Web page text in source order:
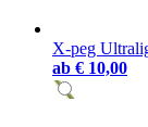
X-peg
ab € 10,00